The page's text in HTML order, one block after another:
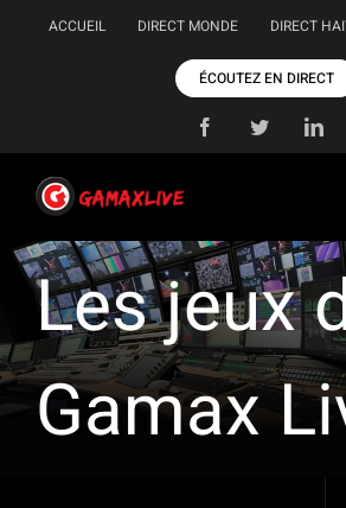
PasserACCUEIL DIRECT MONDE DIRECT
ÉCOUTEZ EN DIRECT
FacebookTwitter
Les jeux
Gamax